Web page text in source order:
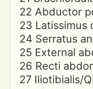
22 Abductor
23 Latissimus
24 Serratus
25 External
26 Recti
27 Iliotibialis/